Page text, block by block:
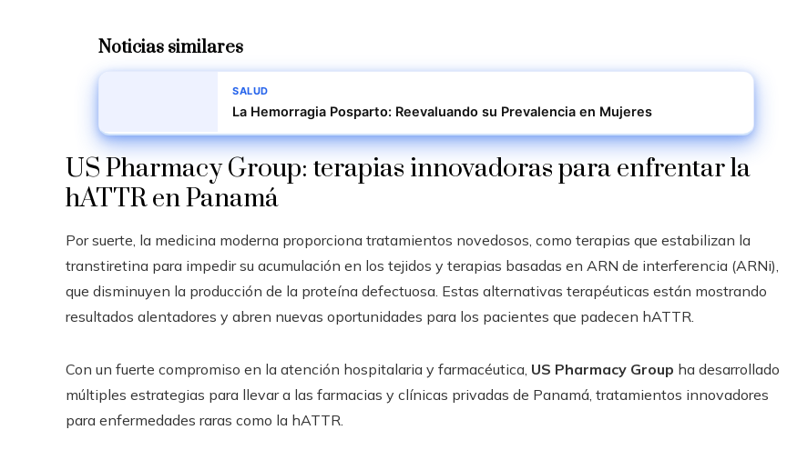
Noticias similares
SALUD
La Hemorragia Posparto: Reevaluando su Prevalencia en Mujeres
US Pharmacy Group: terapias innovadoras para enfrentar la
hATTR en Panamá
Por suerte, la medicina moderna proporciona tratamientos novedosos, como terapias que estabilizan la
transtiretina para impedir su acumulación en los tejidos y terapias basadas en ARN de interferencia (ARNi),
que disminuyen la producción de la proteína defectuosa. Estas alternativas terapéuticas están mostrando
resultados alentadores y abren nuevas oportunidades para los pacientes que padecen hATTR.
Con un fuerte compromiso en la atención hospitalaria y farmacéutica, US Pharmacy Group ha desarrollado
múltiples estrategias para llevar a las farmacias y clínicas privadas de Panamá, tratamientos innovadores
para enfermedades raras como la hATTR.